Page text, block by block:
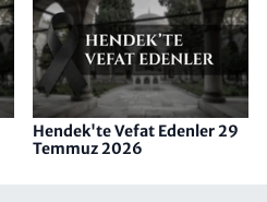
Hendek'te Vefat Edenler 29
Temmuz 2026